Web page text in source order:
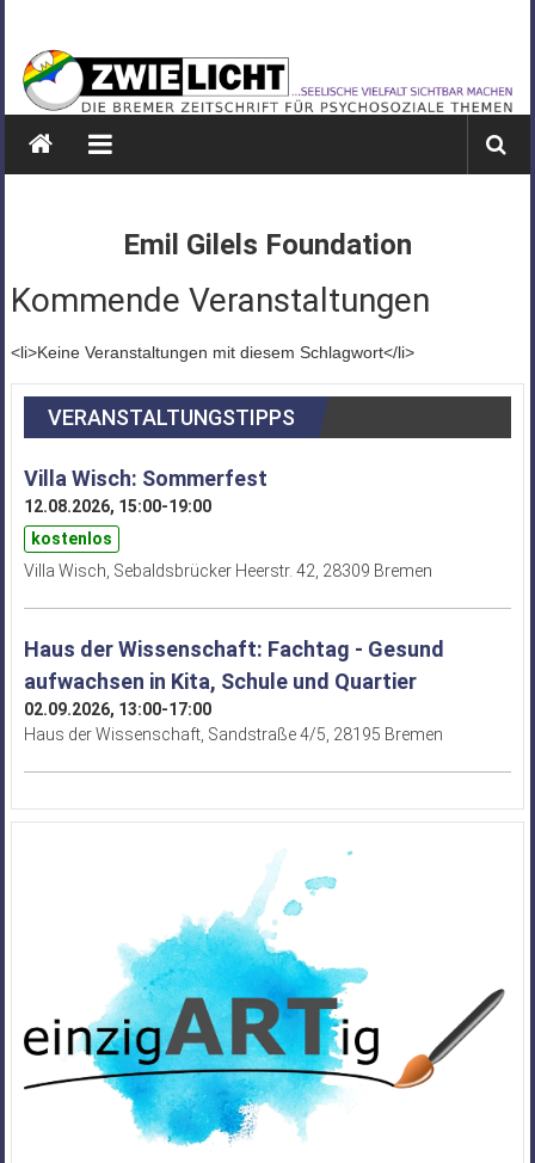
springen
ZWIELICHT
BREMEN
DIE
PSYCHOSOZIALEEmil Gilels Foundation
Kommende Veranstaltungen
<li>Keine Veranstaltungen mit diesem Schlagwort</li>
VERANSTALTUNGSTIPPS
Villa Wisch: Sommerfest
12.08.2026, 15:00-19:00
kostenlos
Villa Wisch, Sebaldsbrücker Heerstr. 42, 28309 Bremen
Haus der Wissenschaft: Fachtag - Gesund
aufwachsen in Kita, Schule und Quartier
02.09.2026, 13:00-17:00
Haus der Wissenschaft, Sandstraße 4/5, 28195 Bremen